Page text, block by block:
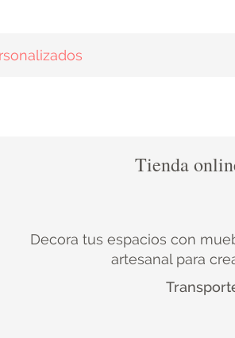
Tienda
Decora tus espacios con
artesanal para